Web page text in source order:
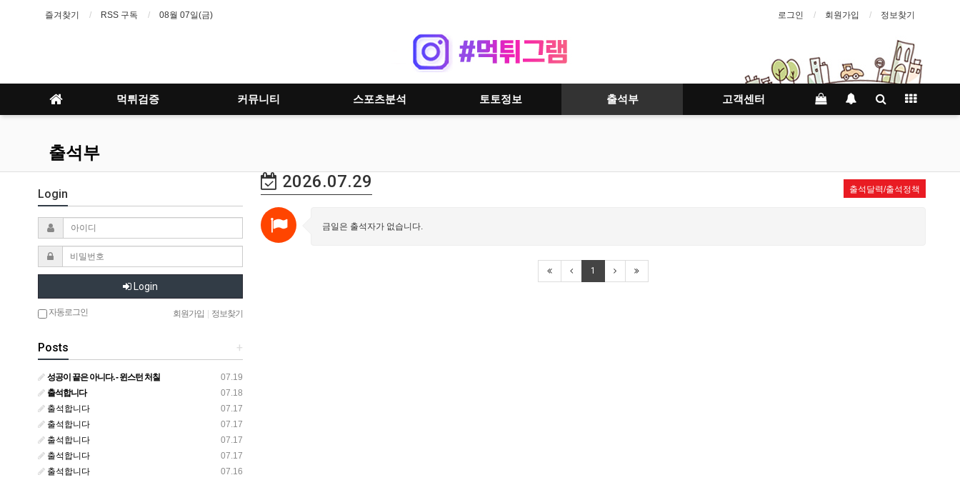
즐겨찾기 RSS 구독 08월 07일(금) 로그인 회원가입 정보찾기
먹튀검증 커뮤니티 스포츠분석 토토정보 출석부 고객센터
출석부
2026.07.29
출석달력/출석정책
금일은 출석자가 없습니다.
1
Login
Login
자동로그인 회원가입 정보찾기
+
Posts
07.19
성공이 끝은 아니다. - 윈스턴 처칠
07.18
출석합니다
07.17
출석합니다
07.17
출석합니다
07.17
출석합니다
07.17
출석합니다
07.16
출석합니다